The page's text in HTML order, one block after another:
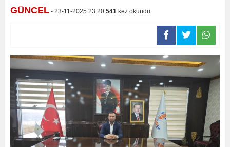
GÜNCEL - 23-11-2025 23:20 541 kez okundu.